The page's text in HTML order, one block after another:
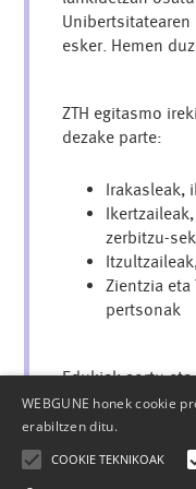
Unibertsitatearen
esker. Hemen
ZTH egitasmo
dezake parte:
Irakasleak,
zerbitzu-
Zientzia
pertsonak
Edukiak sortu
da. Izena eman,
edukiak sortzen
WEBGUNE honek cookie
erabiltzen ditu.
COOKIE TEKNIKOAK